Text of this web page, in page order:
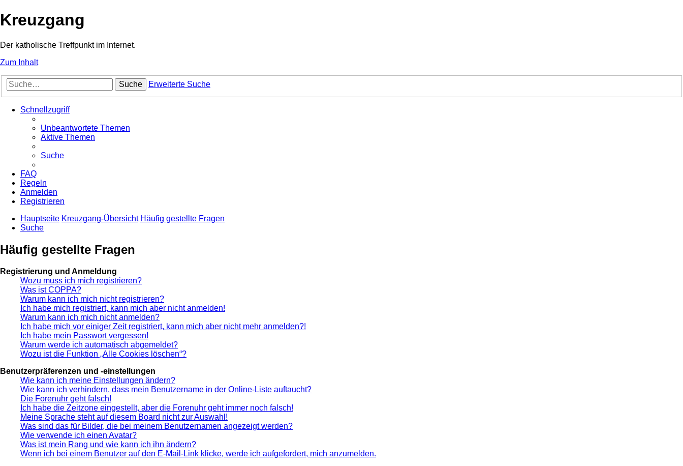
Kreuzgang
Der katholische Treffpunkt im Internet.
Zum Inhalt
Suche Erweiterte Suche
Schnellzugriff
Unbeantwortete Themen
Aktive Themen
Suche
FAQ
Regeln
Anmelden
Registrieren
Hauptseite Kreuzgang-Übersicht Häufig gestellte Fragen
Suche
Häufig gestellte Fragen
Registrierung und Anmeldung
Wozu muss ich mich registrieren?
Was ist COPPA?
Warum kann ich mich nicht registrieren?
Ich habe mich registriert, kann mich aber nicht anmelden!
Warum kann ich mich nicht anmelden?
Ich habe mich vor einiger Zeit registriert, kann mich aber nicht mehr anmelden?!
Ich habe mein Passwort vergessen!
Warum werde ich automatisch abgemeldet?
Wozu ist die Funktion „Alle Cookies löschen“?
Benutzerpräferenzen und -einstellungen
Wie kann ich meine Einstellungen ändern?
Wie kann ich verhindern, dass mein Benutzername in der Online-Liste auftaucht?
Die Forenuhr geht falsch!
Ich habe die Zeitzone eingestellt, aber die Forenuhr geht immer noch falsch!
Meine Sprache steht auf diesem Board nicht zur Auswahl!
Was sind das für Bilder, die bei meinem Benutzernamen angezeigt werden?
Wie verwende ich einen Avatar?
Was ist mein Rang und wie kann ich ihn ändern?
Wenn ich bei einem Benutzer auf den E-Mail-Link klicke, werde ich aufgefordert, mich anzumelden.